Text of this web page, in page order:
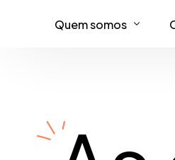
Quem somos